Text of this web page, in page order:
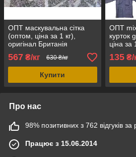
ОПТ маскувальна сітка
(оптом, ціна за 1 кг),
оригінал Британія
567 ₴/кг 630 ₴/кг
Купити
ОПТ mix
курток
ціна
135₴/
Про нас
98% позитивних з 762 відгуків за
Працює з 15.06.2014